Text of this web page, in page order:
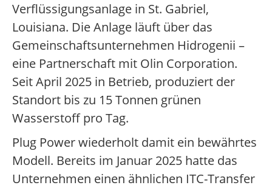
Verflüssigungsanlage in St. Gabriel,
Louisiana. Die Anlage läuft über das
Gemeinschaftsunternehmen Hidrogenii –
eine Partnerschaft mit Olin Corporation.
Seit April 2025 in Betrieb, produziert der
Standort bis zu 15 Tonnen grünen
Wasserstoff pro Tag.
Plug Power wiederholt damit ein bewährtes
Modell. Bereits im Januar 2025 hatte das
Unternehmen einen ähnlichen ITC-Transfer